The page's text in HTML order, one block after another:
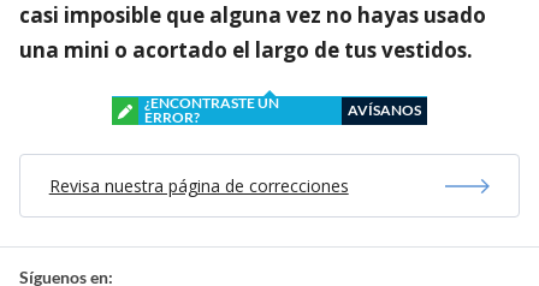
casi imposible que alguna vez no hayas usado
una mini o acortado el largo de tus vestidos.
¿ENCONTRASTE UN
ERROR?
AVÍSANOS
Revisa nuestra página de correcciones
Síguenos en: